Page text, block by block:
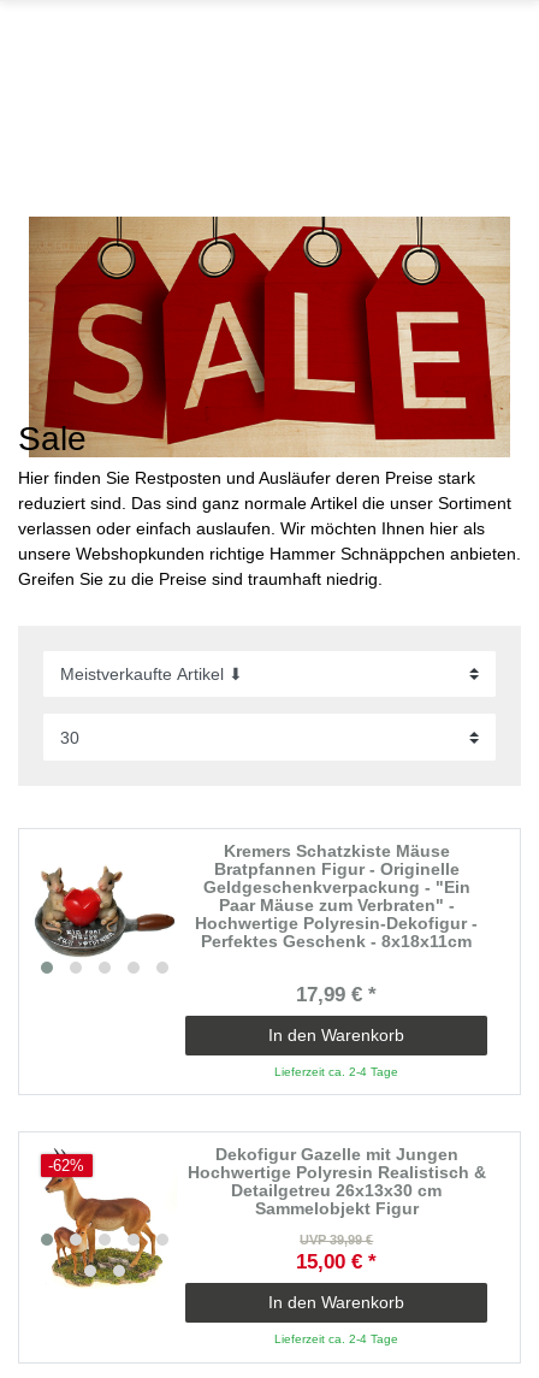
Sale
Hier finden Sie Restposten und Ausläufer deren Preise stark
reduziert sind. Das sind ganz normale Artikel die unser Sortiment
verlassen oder einfach auslaufen. Wir möchten Ihnen hier als
unsere Webshopkunden richtige Hammer Schnäppchen anbieten.
Greifen Sie zu die Preise sind traumhaft niedrig.
Kremers Schatzkiste Mäuse
Bratpfannen Figur - Originelle
Geldgeschenkverpackung - "Ein
Paar Mäuse zum Verbraten" -
Hochwertige Polyresin-Dekofigur -
Perfektes Geschenk - 8x18x11cm
17,99 € *
In den Warenkorb
Lieferzeit ca. 2-4 Tage
-62%
Dekofigur Gazelle mit Jungen
Hochwertige Polyresin Realistisch &
Detailgetreu 26x13x30 cm
Sammelobjekt Figur
UVP 39,99 €
15,00 € *
In den Warenkorb
Lieferzeit ca. 2-4 Tage